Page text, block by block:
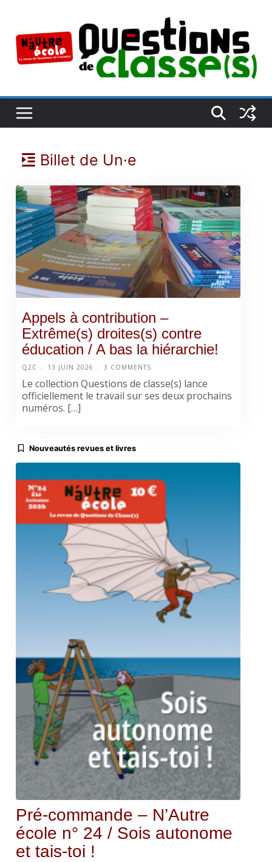
contenu
Billet de Un·e
Appels à contribution –
Extrême(s) droites(s) contre
éducation / A bas la hiérarchie!
Q2C 13 JUIN 2026 3 COMMENTS
Le collection Questions de classe(s) lance
officiellement le travail sur ses deux prochains
numéros. […]
Nouveautés revues et livres
Pré-commande – N’Autre
école n° 24 / Sois autonome
et tais-toi !